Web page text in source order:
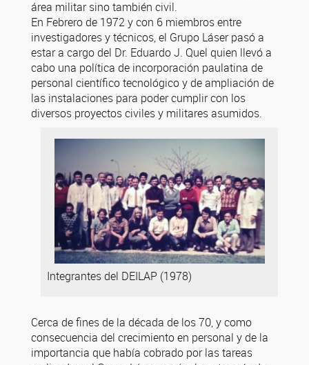
área militar sino también civil.
En Febrero de 1972 y con 6 miembros entre
investigadores y técnicos, el Grupo Láser pasó a
estar a cargo del Dr. Eduardo J. Quel quien llevó a
cabo una política de incorporación paulatina de
personal científico tecnológico y de ampliación de
las instalaciones para poder cumplir con los
diversos proyectos civiles y militares asumidos.
Integrantes del DEILAP (1978)
Cerca de fines de la década de los 70, y como
consecuencia del crecimiento en personal y de la
importancia que había cobrado por las tareas